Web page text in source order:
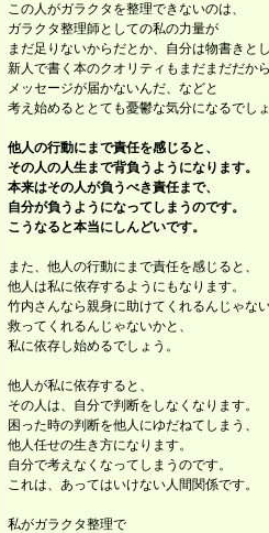
この人がガラクタを整理できないのは、
ガラクタ整理師としての私の力量が
まだ足りないからだとか、自分は物書きと
新人で書く本のクオリティもまだまだだか
メッセージが届かないんだ、などと
考え始めるととても憂鬱な気分になるでし
他人の行動にまで責任を感じると、
その人の人生まで背負うようになります。
本来はその人が負うべき責任まで、
自分が負うようになってしまうのです。
こうなると本当にしんどいです。
また、他人の行動にまで責任を感じると、
他人は私に依存するようにもなります。
竹内さんなら親身に助けてくれるんじゃな
救ってくれるんじゃないかと、
私に依存し始めるでしょう。
他人が私に依存すると、
その人は、自分で判断をしなくなります。
困った時の判断を他人にゆだねてしまう、
他人任せの生き方になります。
自分で考えなくなってしまうのです。
これは、あってはいけない人間関係です。
私がガラクタ整理で